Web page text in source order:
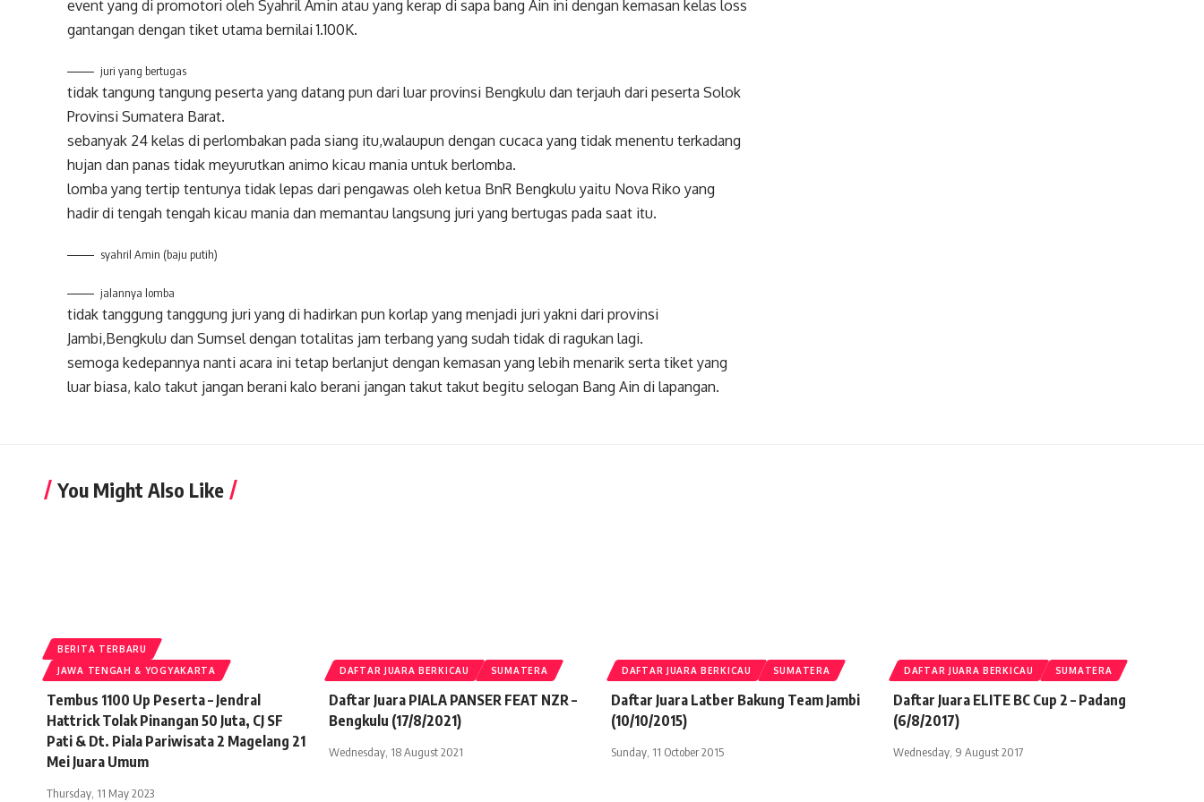
event yang di promotori oleh Syahril Amin atau yang kerap di sapa bang Ain ini dengan kemasan kelas loss
gantangan dengan tiket utama bernilai 1.100K.
juri yang bertugas
tidak tangung tangung peserta yang datang pun dari luar provinsi Bengkulu dan terjauh dari peserta Solok
Provinsi Sumatera Barat.
sebanyak 24 kelas di perlombakan pada siang itu,walaupun dengan cucaca yang tidak menentu terkadang
hujan dan panas tidak meyurutkan animo kicau mania untuk berlomba.
lomba yang tertip tentunya tidak lepas dari pengawas oleh ketua BnR Bengkulu yaitu Nova Riko yang
hadir di tengah tengah kicau mania dan memantau langsung juri yang bertugas pada saat itu.
syahril Amin (baju putih)
jalannya lomba
tidak tanggung tanggung juri yang di hadirkan pun korlap yang menjadi juri yakni dari provinsi
Jambi,Bengkulu dan Sumsel dengan totalitas jam terbang yang sudah tidak di ragukan lagi.
semoga kedepannya nanti acara ini tetap berlanjut dengan kemasan yang lebih menarik serta tiket yang
luar biasa, kalo takut jangan berani kalo berani jangan takut takut begitu selogan Bang Ain di lapangan.
You Might Also Like
BERITA TERBARU
JAWA TENGAH & YOGYAKARTA
Tembus 1100 Up Peserta – Jendral
Hattrick Tolak Pinangan 50 Juta, CJ SF
Pati & Dt. Piala Pariwisata 2 Magelang 21
Mei Juara Umum
Thursday, 11 May 2023
DAFTAR JUARA BERKICAU SUMATERA
Daftar Juara PIALA PANSER FEAT NZR –
Bengkulu (17/8/2021)
Wednesday, 18 August 2021
DAFTAR JUARA BERKICAU SUMATERA
Daftar Juara Latber Bakung Team Jambi
(10/10/2015)
Sunday, 11 October 2015
DAFTAR JUARA BERKICAU SUMATERA
Daftar Juara ELITE BC Cup 2 – Padang
(6/8/2017)
Wednesday, 9 August 2017